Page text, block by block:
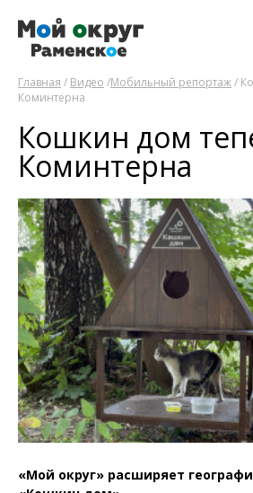
Главная / Видео /Мобильный репортаж/
Коминтерна
Кошкин дом
Коминтерна
«Мой округ» расширяет